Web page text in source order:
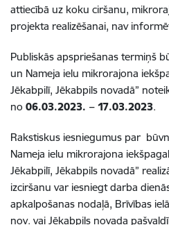
attiecībā uz koku ciršanu,
projekta realizēšanai, nav
Publiskās apspriešanas termiņš
un Nameja ielu mikrorajona
Jēkabpilī, Jēkabpils novadā”
no 06.03.2023. – 17.03.2023.
Rakstiskus iesniegumus par
Nameja ielu mikrorajona
Jēkabpilī, Jēkabpils novadā”
izciršanu var iesniegt darba
apkalpošanas nodaļā, Brīvības
nov. vai Jēkabpils novada